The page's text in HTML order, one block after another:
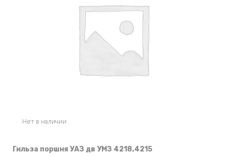
Нет в наличии
Гильза поршня УАЗ дв УМЗ 4218,4215